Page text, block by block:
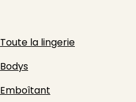
Toute la lingerie
Bodys
Emboîtant